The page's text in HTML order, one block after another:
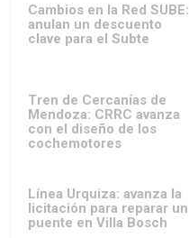
Cambios en la Red SUBE:
anulan un descuento
clave para el Subte
Tren de Cercanías de
Mendoza: CRRC avanza
con el diseño de los
cochemotores
Línea Urquiza: avanza la
licitación para reparar un
puente en Villa Bosch